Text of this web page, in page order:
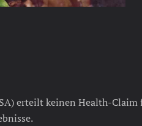
erteilt keinen Health-Claim